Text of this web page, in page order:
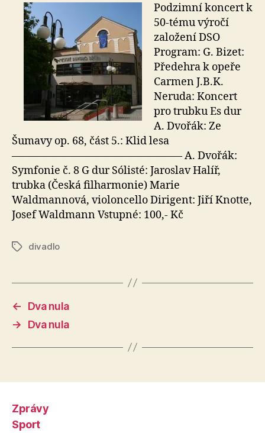
Podzimní koncert k
50-tému výročí
založení DSO
Program: G. Bizet:
Předehra k opeře
Carmen J.B.K.
Neruda: Koncert
pro trubku Es dur
A. Dvořák: Ze
Šumavy op. 68, část 5.: Klid lesa
———————————————— A. Dvořák:
Symfonie č. 8 G dur Sólisté: Jaroslav Halíř,
trubka (Česká filharmonie) Marie
Waldmannová, violoncello Dirigent: Jiří Knotte,
Josef Waldmann Vstupné: 100,- Kč
Štítkydivadlo
←
Dva nula
→
Dva nula
Zprávy
Sport